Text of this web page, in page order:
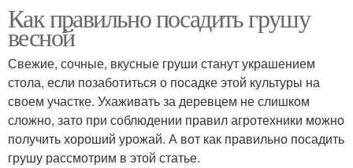
Как правильно посадить грушу
весной
Свежие, сочные, вкусные груши станут украшением
стола, если позаботиться о посадке этой культуры на
своем участке. Ухаживать за деревцем не слишком
сложно, зато при соблюдении правил агротехники можно
получить хороший урожай. А вот как правильно посадить
грушу рассмотрим в этой статье.